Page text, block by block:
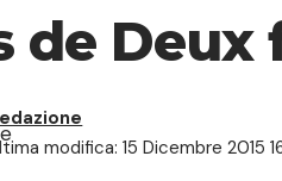
de Deux
modifica: 15 Dicembre 2015